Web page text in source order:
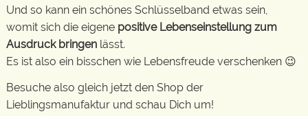
Und so kann ein schönes Schlüsselband etwas sein,
womit sich die eigene positive Lebenseinstellung zum
Ausdruck bringen lässt.
Es ist also ein bisschen wie Lebensfreude verschenken 😉
Besuche also gleich jetzt den Shop der
Lieblingsmanufaktur und schau Dich um!